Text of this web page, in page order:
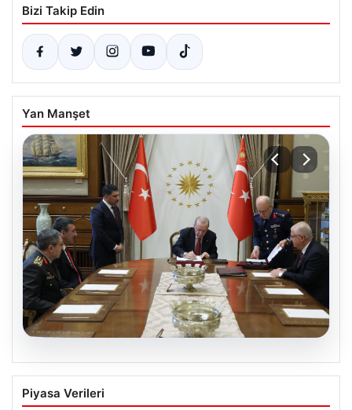
Bizi Takip Edin
Yan Manşet
Türk Hava Kuvvetleri’nin ilk kadın
paşası Özlem Karapınar oldu
Piyasa Verileri